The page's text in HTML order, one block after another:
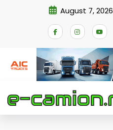
August 7, 2026